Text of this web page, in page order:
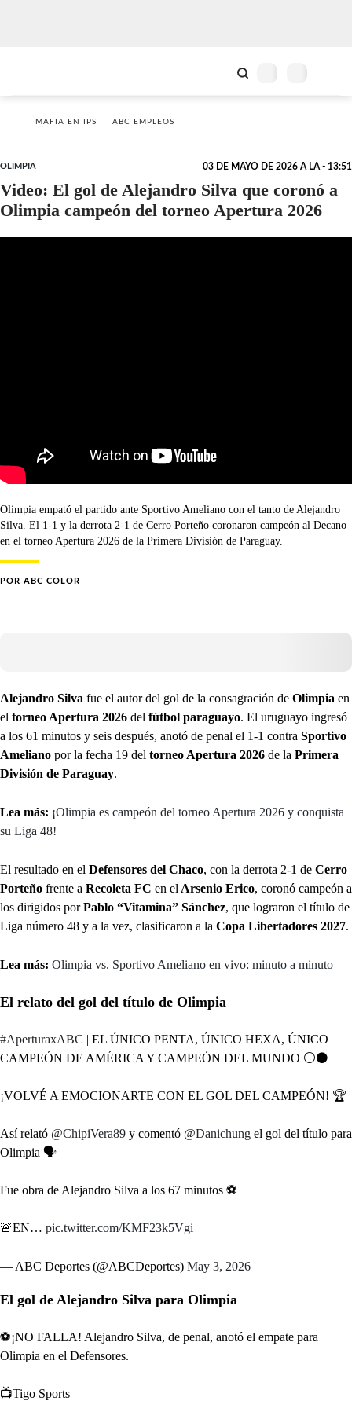
MAFIA EN IPS ABC EMPLEOS
OLIMPIA 03 DE MAYO DE 2026 A LA - 13:51
Video: El gol de Alejandro Silva que coronó a
Olimpia campeón del torneo Apertura 2026
Olimpia empató el partido ante Sportivo Ameliano con el tanto de Alejandro
Silva. El 1-1 y la derrota 2-1 de Cerro Porteño coronaron campeón al Decano
en el torneo Apertura 2026 de la Primera División de Paraguay.
POR ABC COLOR
Alejandro Silva fue el autor del gol de la consagración de Olimpia en
el torneo Apertura 2026 del fútbol paraguayo. El uruguayo ingresó
a los 61 minutos y seis después, anotó de penal el 1-1 contra Sportivo
Ameliano por la fecha 19 del torneo Apertura 2026 de la Primera
División de Paraguay.
Lea más: ¡Olimpia es campeón del torneo Apertura 2026 y conquista
su Liga 48!
El resultado en el Defensores del Chaco, con la derrota 2-1 de Cerro
Porteño frente a Recoleta FC en el Arsenio Erico, coronó campeón a
los dirigidos porPablo “Vitamina” Sánchez, que lograron el título de
Liga número 48 y a la vez, clasificaron a la Copa Libertadores 2027.
Lea más: Olimpia vs. Sportivo Ameliano en vivo: minuto a minuto
El relato del gol del título de Olimpia
#AperturaxABC | EL ÚNICO PENTA, ÚNICO HEXA, ÚNICO
CAMPEÓN DE AMÉRICA Y CAMPEÓN DEL MUNDO ⚪️⚫️
¡VOLVÉ A EMOCIONARTE CON EL GOL DEL CAMPEÓN! 🏆
Así relató @ChipiVera89 y comentó @Danichung el gol del título para
Olimpia 🗣️
Fue obra de Alejandro Silva a los 67 minutos ⚽️
🚨EN… pic.twitter.com/KMF23k5Vgi
— ABC Deportes (@ABCDeportes) May 3, 2026
El gol de Alejandro Silva para Olimpia
⚽️¡NO FALLA! Alejandro Silva, de penal, anotó el empate para
Olimpia en el Defensores.
📺Tigo Sports